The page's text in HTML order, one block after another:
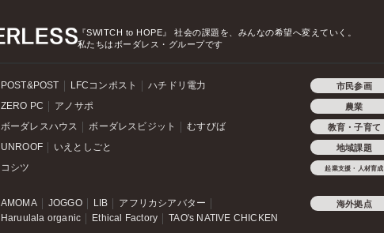
『SWITCH to HOPE』
社会の課題を、みんなの希望へ変えていく。
私たちはボーダレス・グループです
POST&POST LFCコンポスト ハチドリ電力 市民参画
ZERO PC アノサポ 農業
ボーダレスハウス ボーダレスビジット むすびば 教育・子育て
UNROOF いえとしごと 地域課題
コシツ 起業支援・人材育成
AMOMA JOGGO LIB
アフリカシアバター
Haruulala organic
Ethical Factory TAO's NATIVE CHICKEN
海外拠点